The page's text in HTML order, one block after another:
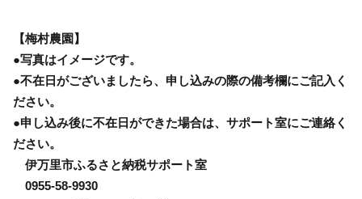
【梅村農園】
●写真はイメージです。
●不在日がございましたら、申し込みの際の備考欄にご記入く
ださい。
●申し込み後に不在日ができた場合は、サポート室にご連絡く
ださい。
伊万里市ふるさと納税サポート室
0955-58-9930